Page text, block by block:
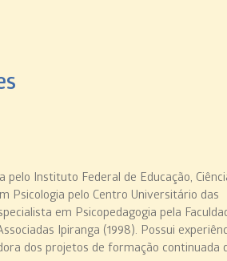
Instituto Federal de Educação,
Psicologia pelo Centro Universitário das
em Psicopedagogia pela
Ipiranga (1998). Possui
dos projetos de formação continuada